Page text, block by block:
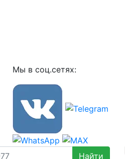
Мы в соц.сетях: